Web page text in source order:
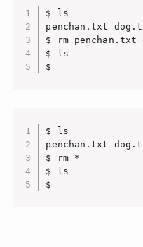
$ ls
penchan.txt
$ rm penchan.txt
$ ls
$
$ ls
penchan.txt
$ rm *
$ ls
$